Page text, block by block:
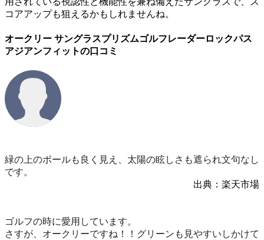
コアアップも狙えるかもしれませんね。
オークリー サングラスプリズムゴルフレーダーロックパス
アジアンフィットの口コミ
緑の上のボールも良く見え、太陽の眩しさも遮られ文句なし
です。
出典：楽天市場
ゴルフの時に愛用しています。
さすが、オークリーですね！！グリーンも見やすいしかけて